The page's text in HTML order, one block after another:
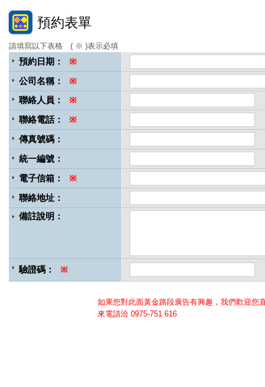
預約表單
請填寫以下表格 ( ※ )表示必填
預約日期：
※
公司名稱：
※
聯絡人員：
※
聯絡電話：
※
傳真號碼：
統一編號：
電子信箱：
※
聯絡地址：
備註說明：
驗證碼： ※
如果您對此面黃金路段廣告有興趣，我們歡迎您
來電請洽 0975-751 616